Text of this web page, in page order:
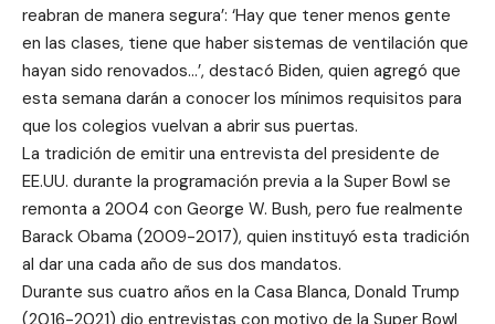
reabran de manera segura’: ‘Hay que tener menos gente
en las clases, tiene que haber sistemas de ventilación que
hayan sido renovados…’, destacó Biden, quien agregó que
esta semana darán a conocer los mínimos requisitos para
que los colegios vuelvan a abrir sus puertas.
La tradición de emitir una entrevista del presidente de
EE.UU. durante la programación previa a la Super Bowl se
remonta a 2004 con George W. Bush, pero fue realmente
Barack Obama (2009-2017), quien instituyó esta tradición
al dar una cada año de sus dos mandatos.
Durante sus cuatro años en la Casa Blanca, Donald Trump
(2016-2021) dio entrevistas con motivo de la Super Bowl